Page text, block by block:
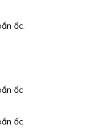
ốc.
ốc
ốc.